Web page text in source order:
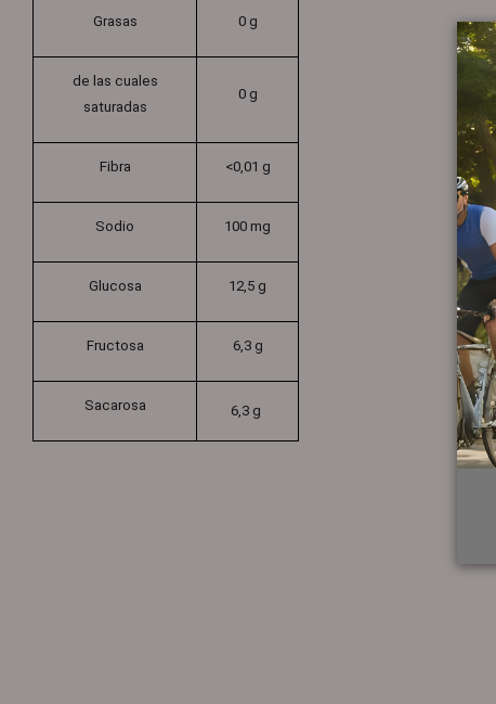
Grasas 0 g
de las cuales
saturadas
0 g
Fibra <0,01 g
Sodio 100 mg
Glucosa 12,5 g
Fructosa 6,3 g
Sacarosa 6,3 g